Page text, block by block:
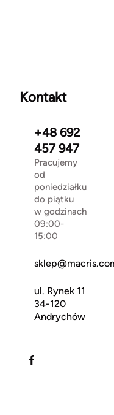
Kontakt
+48 692
457 947
Pracujemy
od
poniedziałku
do piątku
w godzinach
09:00-
15:00
ul. Rynek 11
34-120
Andrychów